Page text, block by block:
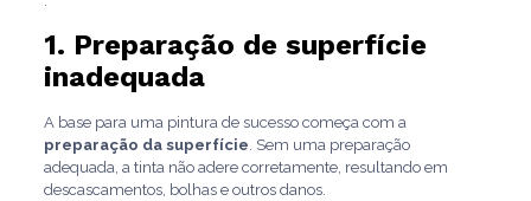
1. Preparação de superfície
inadequada
A base para uma pintura de sucesso começa com a
preparação da superfície . Sem uma preparação
adequada, a tinta não adere corretamente, resultando em
descascamentos, bolhas e outros danos.